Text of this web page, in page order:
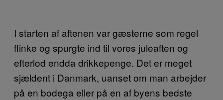
I starten af aftenen var gæsterne som regel
flinke og spurgte ind til vores juleaften og
efterlod endda drikkepenge. Det er meget
sjældent i Danmark, uanset om man arbejder
på en bodega eller på en af byens bedste